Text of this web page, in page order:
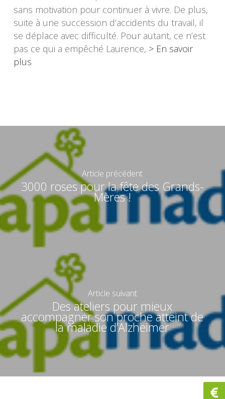
sans motivation pour continuer à vivre. De plus,
suite à une succession d’accidents du travail, il
se déplace avec difficulté. Pour autant, ce n’est
pas ce qui a empêché Laurence, > En savoir
plus
Article précédent
3000 roses pour la fête des Grands-
Mères !
Article suivant
Des ateliers pour mieux
accompagner son proche atteint de
la maladie d’Alzheimer